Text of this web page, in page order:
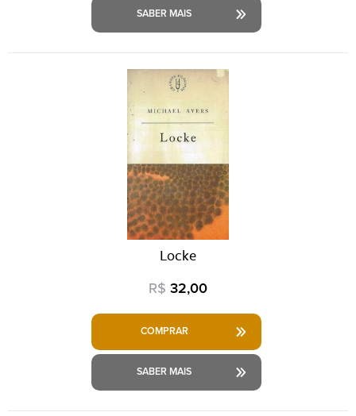
SABER MAIS
Locke
R$ 32,00
COMPRAR
SABER MAIS